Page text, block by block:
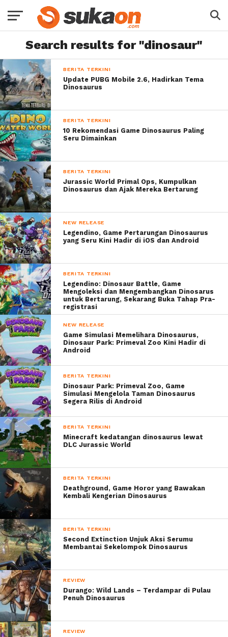
Search results for "dinosaur"
BERITA TERKINI
Update PUBG Mobile 2.6, Hadirkan Tema
Dinosaurus
BERITA TERKINI
10 Rekomendasi Game Dinosaurus Paling
Seru Dimainkan
BERITA TERKINI
Jurassic World Primal Ops, Kumpulkan
Dinosaurus dan Ajak Mereka Bertarung
NEW RELEASE
Legendino, Game Pertarungan Dinosaurus
yang Seru Kini Hadir di iOS dan Android
BERITA TERKINI
Legendino: Dinosaur Battle, Game
Mengoleksi dan Mengembangkan Dinosarus
untuk Bertarung, Sekarang Buka Tahap Pra-
registrasi
NEW RELEASE
Game Simulasi Memelihara Dinosaurus,
Dinosaur Park: Primeval Zoo Kini Hadir di
Android
BERITA TERKINI
Dinosaur Park: Primeval Zoo, Game
Simulasi Mengelola Taman Dinosaurus
Segera Rilis di Android
BERITA TERKINI
Minecraft kedatangan dinosaurus lewat
DLC Jurassic World
BERITA TERKINI
Deathground, Game Horor yang Bawakan
Kembali Kengerian Dinosaurus
BERITA TERKINI
Second Extinction Unjuk Aksi Serumu
Membantai Sekelompok Dinosaurus
REVIEW
Durango: Wild Lands – Terdampar di Pulau
Penuh Dinosaurus
REVIEW